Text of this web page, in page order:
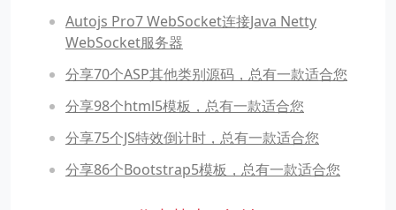
Autojs Pro7 WebSocket连接Java Netty
WebSocket服务器
分享70个ASP其他类别源码，总有一款适合您
分享98个html5模板，总有一款适合您
分享75个JS特效倒计时，总有一款适合您
分享86个Bootstrap5模板，总有一款适合您